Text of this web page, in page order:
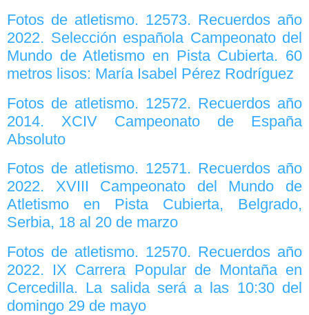
Fotos de atletismo. 12573. Recuerdos año
2022. Selección española Campeonato del
Mundo de Atletismo en Pista Cubierta. 60
metros lisos: María Isabel Pérez Rodríguez
Fotos de atletismo. 12572. Recuerdos año
2014. XCIV Campeonato de España
Absoluto
Fotos de atletismo. 12571. Recuerdos año
2022. XVIII Campeonato del Mundo de
Atletismo en Pista Cubierta, Belgrado,
Serbia, 18 al 20 de marzo
Fotos de atletismo. 12570. Recuerdos año
2022. IX Carrera Popular de Montaña en
Cercedilla. La salida será a las 10:30 del
domingo 29 de mayo